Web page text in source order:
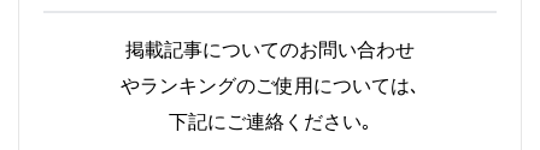
掲載記事についてのお問い合わせ
やランキングのご使用については､
下記にご連絡ください｡